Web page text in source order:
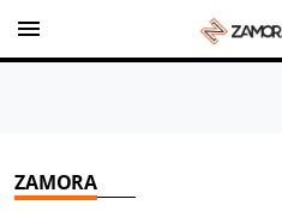
menu
ZAMORA